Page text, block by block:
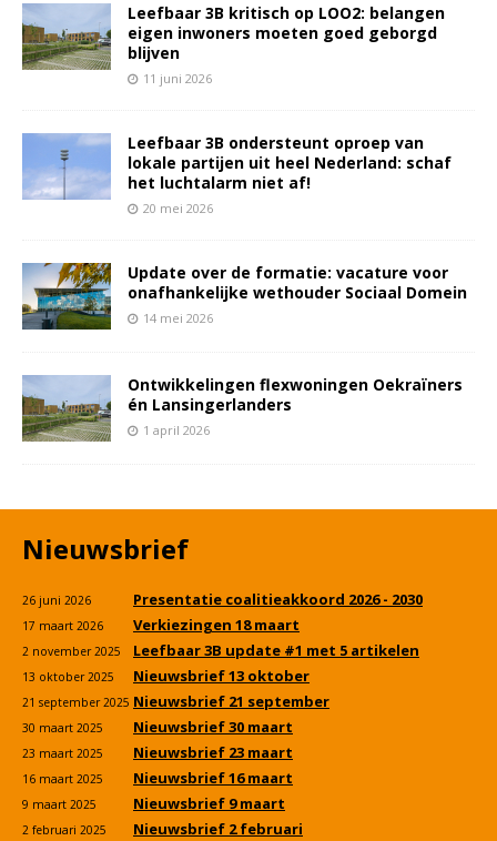
Leefbaar 3B kritisch op LOO2: belangen
eigen inwoners moeten goed geborgd
blijven
11 juni 2026
Leefbaar 3B ondersteunt oproep van
lokale partijen uit heel Nederland: schaf
het luchtalarm niet af!
20 mei 2026
Update over de formatie: vacature voor
onafhankelijke wethouder Sociaal Domein
14 mei 2026
Ontwikkelingen flexwoningen Oekraïners
én Lansingerlanders
1 april 2026
Nieuwsbrief
26 juni 2026 Presentatie coalitieakkoord 2026 - 2030
17 maart 2026 Verkiezingen 18 maart
2 november 2025 Leefbaar 3B update #1 met 5 artikelen
13 oktober 2025 Nieuwsbrief 13 oktober
21 september 2025 Nieuwsbrief 21 september
30 maart 2025 Nieuwsbrief 30 maart
23 maart 2025 Nieuwsbrief 23 maart
16 maart 2025 Nieuwsbrief 16 maart
9 maart 2025 Nieuwsbrief 9 maart
2 februari 2025 Nieuwsbrief 2 februari